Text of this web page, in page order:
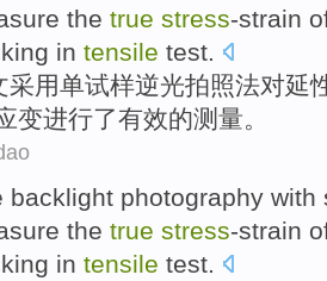
the true stress-strain
in tensile test.
采用单试样逆光拍照法对延
变进行了有效的测量。
backlight photography with
the true stress-strain
in tensile test